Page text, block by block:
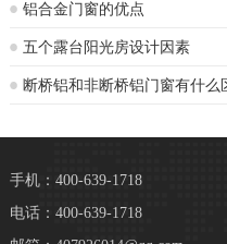
铝合金门窗的优点
五个露台阳光房设计因素
断桥铝和非断桥铝门窗有什么
手机：400-639-1718
电话：400-639-1718